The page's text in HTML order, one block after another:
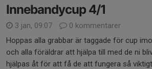
Innebandycup 4/1
3 jan, 09:07
0 kommentarer
Hoppas alla grabbar är taggade för cup
och alla föräldrar att hjälpa till med de ni
hjälpas åt för att få de att fungera så